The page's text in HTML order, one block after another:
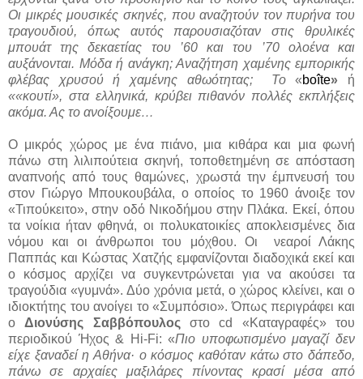
Οι μικρές μουσικές σκηνές, που αναζητούν τον πυρήνα του
τραγουδιού, όπως αυτός παρουσιαζόταν στις θρυλικές
μπουάτ της δεκαετίας του ’60 και του ’70 ολοένα και
αυξάνονται. Μόδα ή ανάγκη; Αναζήτηση χαμένης εμπορικής
φλέβας χρυσού ή χαμένης αθωότητας;
Το«boîte» ή
««κουτί», στα ελληνικά, κρύβει πιθανόν πολλές εκπλήξεις
ακόμα. Ας το ανοίξουμε…
Ο μικρός χώρος με ένα πιάνο, μια κιθάρα και μια φωνή
πάνω στη λιλιπούτεια σκηνή, τοποθετημένη σε απόσταση
αναπνοής από τους θαμώνες, χρωστά την έμπνευσή του
στον Γιώργο Μπουκουβάλα, ο οποίος το 1960 άνοιξε τον
«Τιπούκειτο», στην οδό Νικοδήμου στην Πλάκα. Εκεί, όπου
τα νοίκια ήταν φθηνά, οι πολυκατοικίες αποκλεισμένες δια
νόμου και οι άνθρωποι του μόχθου. Οι
νεαροί Λάκης
Παππάς και Κώστας Χατζής εμφανίζονται διαδοχικά εκεί και
ο κόσμος αρχίζει να συγκεντρώνεται για να ακούσει τα
τραγούδια «γυμνά». Δύο χρόνια μετά, ο χώρος κλείνει, και ο
ιδιοκτήτης του ανοίγει το «Συμπόσιο». Όπως περιγράφει και
οΔιονύσης Σαββόπουλος στοcd «Καταγραφές» του
περιοδικού Ήχος &
Hi-Fi: «Πιο υποφωτισμένο μαγαζί δεν
είχε ξαναδεί η Αθήνα· ο κόσμος καθόταν κάτω στο δάπεδο,
πάνω σε αρχαίες μαξιλάρες πίνοντας κρασί μέσα από